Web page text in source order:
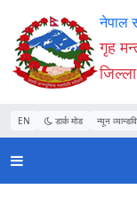
Accessibility
Mode
सुरु
गर्नुहोस्
सामाग्री
पढ्नुहाेस्
नेभिगेसन
पढ्नुहाेस्
वेबसाइट
खोजमा
जानुहोस्
नेपाल
गृह
EN डार्क मोड न्यून